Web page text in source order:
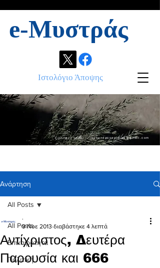
e-Μυστράς
Ιστολόγιο Άποψης
Contact info: ikonandassociates@gmail.com
Ανάρτηση
All Posts
Επικαιρότητα
Πολιτική
All Posts
Αντίχριστος, Δευτέρα
Παρουσία και 666
.
9 Νοε 2013 διαβάστηκε 4 λεπτά